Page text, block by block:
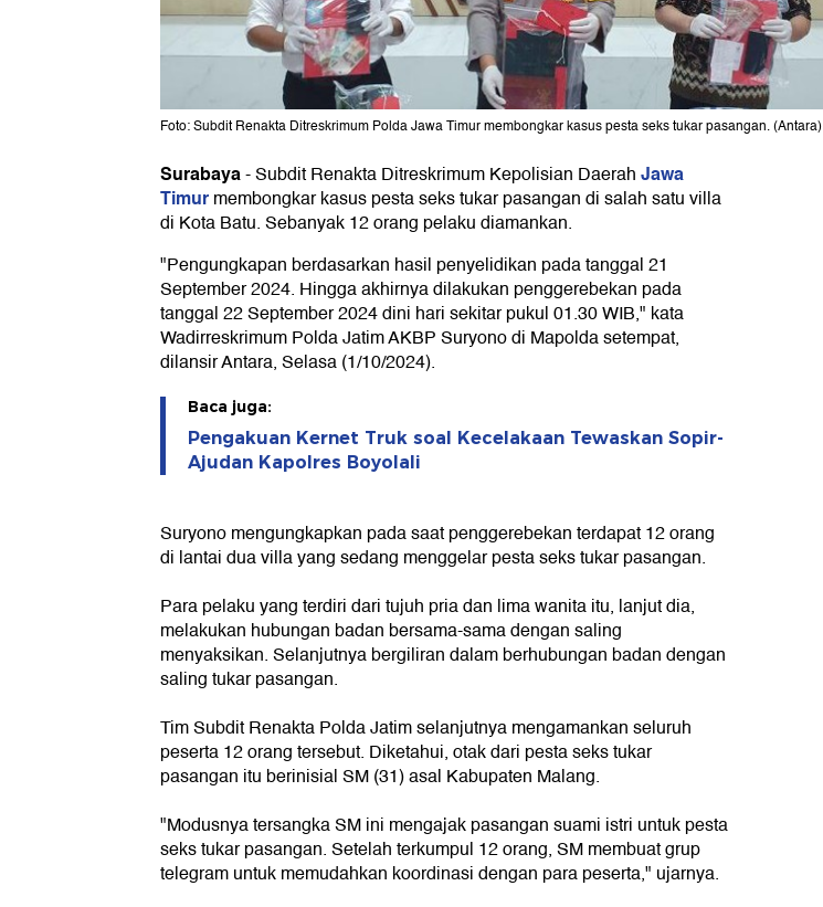
Foto: Subdit Renakta Ditreskrimum Polda Jawa Timur membongkar kasus pesta seks tukar pasangan. (Antara)
Surabaya-Subdit Renakta Ditreskrimum Kepolisian DaerahJawa
Timurmembongkar kasus pesta seks tukar pasangan di salah satu villa
di Kota Batu. Sebanyak 12 orang pelaku diamankan.
"Pengungkapan berdasarkan hasil penyelidikan pada tanggal 21
September 2024. Hingga akhirnya dilakukan penggerebekan pada
tanggal 22 September 2024 dini hari sekitar pukul 01.30 WIB," kata
Wadirreskrimum Polda Jatim AKBP Suryono di Mapolda setempat,
dilansir Antara, Selasa (1/10/2024).
Baca juga:
Pengakuan Kernet Truk soal Kecelakaan Tewaskan Sopir-
Ajudan Kapolres Boyolali
Suryono mengungkapkan pada saat penggerebekan terdapat 12 orang
di lantai dua villa yang sedang menggelar pesta seks tukar pasangan.
Para pelaku yang terdiri dari tujuh pria dan lima wanita itu, lanjut dia,
melakukan hubungan badan bersama-sama dengan saling
menyaksikan. Selanjutnya bergiliran dalam berhubungan badan dengan
saling tukar pasangan.
Tim Subdit Renakta Polda Jatim selanjutnya mengamankan seluruh
peserta 12 orang tersebut. Diketahui, otak dari pesta seks tukar
pasangan itu berinisial SM (31) asal Kabupaten Malang.
"Modusnya tersangka SM ini mengajak pasangan suami istri untuk pesta
seks tukar pasangan. Setelah terkumpul 12 orang, SM membuat grup
telegram untuk memudahkan koordinasi dengan para peserta," ujarnya.